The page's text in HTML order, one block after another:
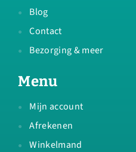
Blog
Contact
Bezorging & meer
Menu
Mijn account
Afrekenen
Winkelmand